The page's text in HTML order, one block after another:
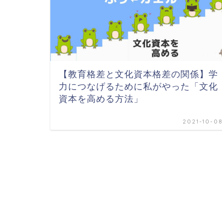
【教育格差と文化資本格差の関係】学
力につなげるために私がやった「文化
資本を高める方法」
2021-10-08